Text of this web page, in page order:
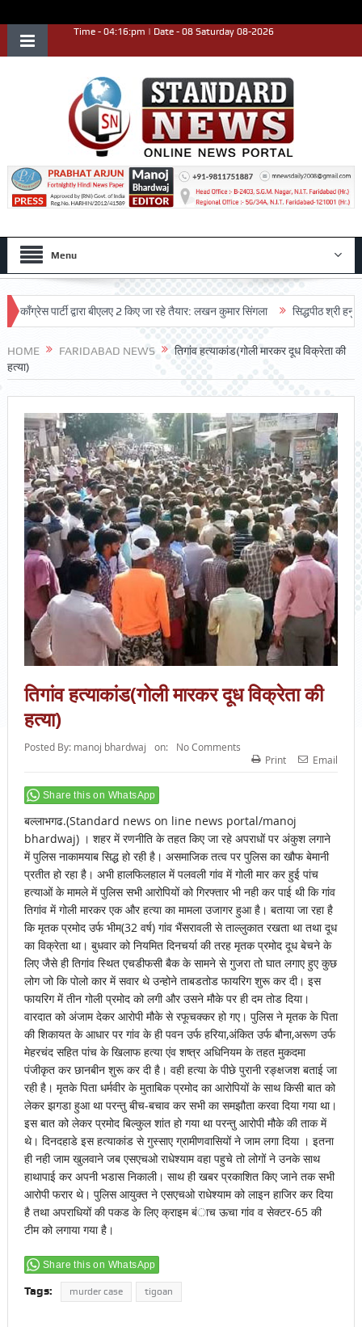
Time - 04:16:pm | Date - 08 Saturday 08-2026
Menu
पार्टी द्वारा बीएलए 2 किए जा रहे तैयार: लखन कुमार सिंगला सिद्धपीठ श्री हनुमान
HOME FARIDABAD NEWS
तिगांव हत्याकांड(गोली मारकर दूध विक्रेता की
हत्या)
तिगांव हत्याकांड(गोली मारकर दूध विक्रेता की
हत्या)
Posted By: manoj bhardwaj on:
No Comments
Print
Email
Share this on WhatsApp
बल्लाभगढ.(Standard news on line news portal/manoj
bhardwaj) । शहर में रणनीति के तहत किए जा रहे अपराधों पर अंकुश लगाने
में पुलिस नाकामयाब सिद्ध हो रही है। असमाजिक तत्व पर पुलिस का खौफ बेमानी
प्रतीत हो रहा है। अभी हालफिलहाल में पलवली गांव में गोली मार कर हुई पांच
हत्याओं के मामले में पुलिस सभी आरोपियों को गिरफ्तार भी नही कर पाई थी कि गांव
तिगांव में गोली मारकर एक और हत्या का मामला उजागर हुआ है। बताया जा रहा है
कि मृतक प्रमोद उर्फ भीम(32 वर्ष) गांव भैंसरावली से ताल्लुकात रखता था तथा दूध
का विक्रेता था। बुधवार को नियमित दिनचर्या की तरह मृतक प्रमोद दूध बेचने के
लिए जैसे ही तिगांव स्थित एचडीफसी बैक के सामने से गुजरा तो घात लगाए हुए कुछ
लोग जो कि पोलो कार में सवार थे उन्होने ताबडतोड फायरिग शुरू कर दी। इस
फायरिग में तीन गोली प्रमोद को लगी और उसने मौके पर ही दम तोड दिया।
वारदात को अंजाम देकर आरोपी मौके से रफूचक्कर हो गए। पुलिस ने मृतक के पिता
की शिकायत के आधार पर गांव के ही पवन उर्फ हरिया,अंकित उर्फ बौना,अरूण उर्फ
मेहरचंद सहित पांच के खिलाफ हत्या एंव शष्त्र अधिनियम के तहत मुकदमा
पंजीकृत कर छानबीन शुरू कर दी है। वही हत्या के पीछे पुरानी रङ्क्षजश बताई जा
रही है। मृतके पिता धर्मवीर के मुताबिक प्रमोद का आरोपियों के साथ किसी बात को
लेकर झगडा हुआ था परन्तु बीच-बचाव कर सभी का समझौता करवा दिया गया था।
इस बात को लेकर प्रमोद बिल्कुल शांत हो गया था परन्तु आरोपी मौके की ताक में
थे। दिनदहाडे इस हत्याकांड से गुस्साए ग्रामीणवासियों ने जाम लगा दिया । इतना
ही नही जाम खुलवाने जब एसएचओ राधेश्याम वहा पहुचे तो लोगों ने उनके साथ
हाथापाई कर अपनी भडास निकाली। साथ ही खबर प्रकाशित किए जाने तक सभी
आरोपी फरार थे। पुलिस आयुक्त ने एसएचओ राधेश्याम को लाइन हाजिर कर दिया
है तथा अपराधियों की पकड के लिए क्राइम बंाच ऊचा गांव व सेक्टर-65 की
टीम को लगाया गया है।
Share this on WhatsApp
Tags: murder case tigoan